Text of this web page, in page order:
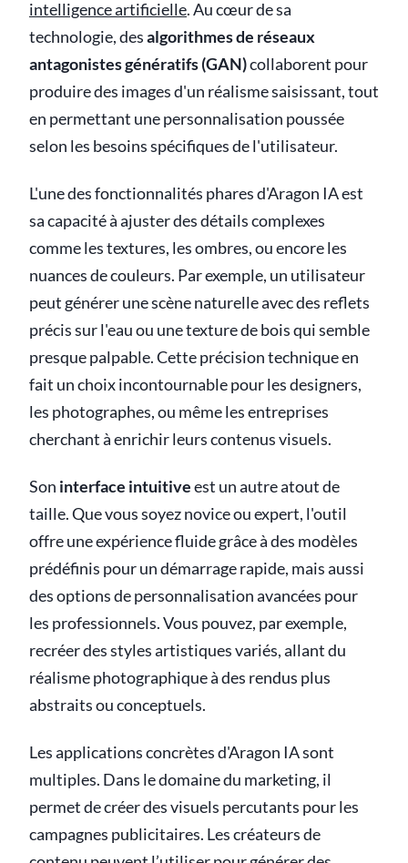
intelligence artificielle. Au cœur de sa
technologie, desalgorithmes de réseaux
antagonistes génératifs (GAN)collaborent pour
produire des images d'un réalisme saisissant, tout
en permettant une personnalisation poussée
selon les besoins spécifiques de l'utilisateur.
L'une des fonctionnalités phares d'Aragon IA est
sa capacité à ajuster des détails complexes
comme les textures, les ombres, ou encore les
nuances de couleurs. Par exemple, un utilisateur
peut générer une scène naturelle avec des reflets
précis sur l'eau ou une texture de bois qui semble
presque palpable. Cette précision technique en
fait un choix incontournable pour les designers,
les photographes, ou même les entreprises
cherchant à enrichir leurs contenus visuels.
Son interface intuitiveest un autre atout de
taille. Que vous soyez novice ou expert, l'outil
offre une expérience fluide grâce à des modèles
prédéfinis pour un démarrage rapide, mais aussi
des options de personnalisation avancées pour
les professionnels. Vous pouvez, par exemple,
recréer des styles artistiques variés, allant du
réalisme photographique à des rendus plus
abstraits ou conceptuels.
Les applications concrètes d'Aragon IA sont
multiples. Dans le domaine du marketing, il
permet de créer des visuels percutants pour les
campagnes publicitaires. Les créateurs de